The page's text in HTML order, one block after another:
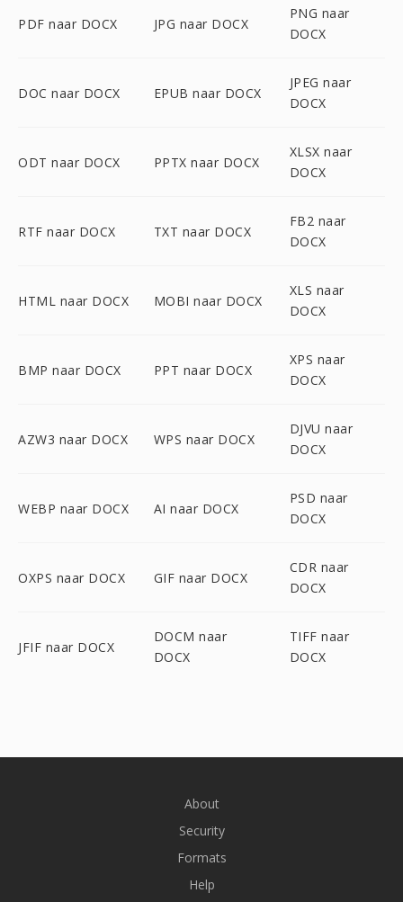
PDF naar DOCX JPG naar DOCX
PNG naar
DOCX
DOC naar DOCX EPUB naar DOCX
JPEG naar
DOCX
ODT naar DOCX PPTX naar DOCX
XLSX naar
DOCX
RTF naar DOCX TXT naar DOCX
FB2 naar
DOCX
HTML naar DOCX MOBI naar DOCX
XLS naar
DOCX
BMP naar DOCX PPT naar DOCX
XPS naar
DOCX
AZW3 naar DOCX WPS naar DOCX
DJVU naar
DOCX
WEBP naar DOCX AI naar DOCX
PSD naar
DOCX
OXPS naar DOCX GIF naar DOCX
CDR naar
DOCX
JFIF naar DOCX
DOCM naar
DOCX
TIFF naar
DOCX
About
Security
Formats
Help